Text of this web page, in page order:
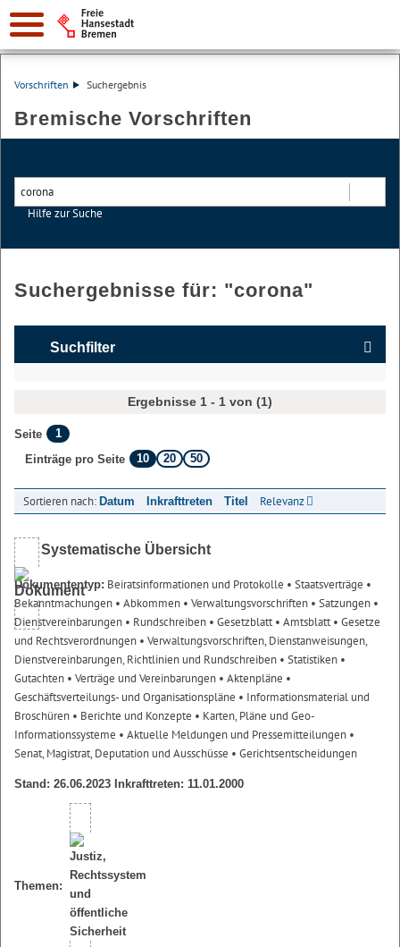
Vorschriften Suchergebnis
Bremische Vorschriften
Hilfe zur Suche
Suchergebnisse für: "corona"
Suchfilter
Ergebnisse 1 - 1 von (1)
Seite
1
Einträge pro Seite
10 20 50
Sortieren nach: Datum Inkrafttreten Titel Relevanz
Systematische Übersicht
Dokumententyp: Beiratsinformationen und Protokolle • Staatsverträge •
Bekanntmachungen • Abkommen • Verwaltungsvorschriften • Satzungen •
Dienstvereinbarungen • Rundschreiben • Gesetzblatt• Amtsblatt• Gesetze
und Rechtsverordnungen • Verwaltungsvorschriften, Dienstanweisungen,
Dienstvereinbarungen, Richtlinien und Rundschreiben • Statistiken •
Gutachten • Verträge und Vereinbarungen • Aktenpläne •
Geschäftsverteilungs- und Organisationspläne • Informationsmaterial und
Broschüren • Berichte und Konzepte • Karten, Pläne und Geo-
Informationssysteme • Aktuelle Meldungen und Pressemitteilungen •
Senat, Magistrat, Deputation und Ausschüsse • Gerichtsentscheidungen
Stand: 26.06.2023 Inkrafttreten: 11.01.2000
Themen: